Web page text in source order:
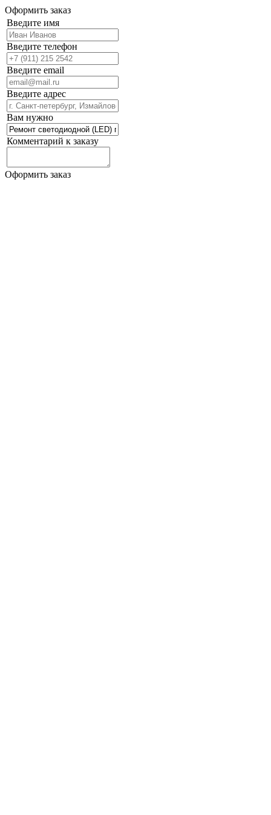
Оформить заказ
Введите имя
Введите телефон
Введите email
Введите адрес
Вам нужно
Комментарий к заказу
Оформить заказ